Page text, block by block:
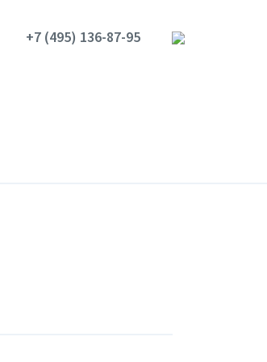
+7 (495) 136-87-95